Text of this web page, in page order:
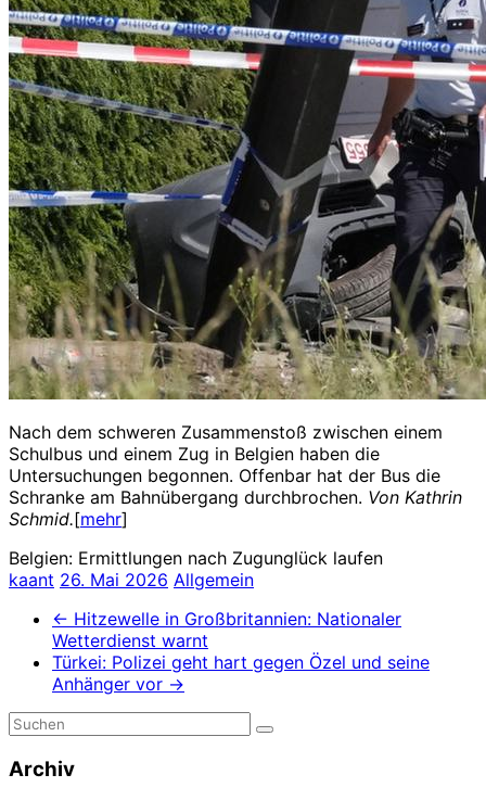
Nach dem schweren Zusammenstoß zwischen einem
Schulbus und einem Zug in Belgien haben die
Untersuchungen begonnen. Offenbar hat der Bus die
Schranke am Bahnübergang durchbrochen. Von Kathrin
Schmid.[mehr]
Belgien: Ermittlungen nach Zugunglück laufen
kaant 26. Mai 2026 Allgemein
← Hitzewelle in Großbritannien: Nationaler
Wetterdienst warnt
Türkei: Polizei geht hart gegen Özel und seine
Anhänger vor →
Archiv